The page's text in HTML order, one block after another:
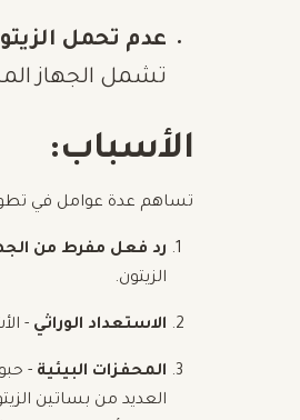
عدم تحمل
تشمل الجهاز
الأسباب:
تساهم عدة عوامل في
رد فعل مفرط من
الزيتون.
الاستعداد الوراثي -
المحفزات البيئية -
العديد من بساتين